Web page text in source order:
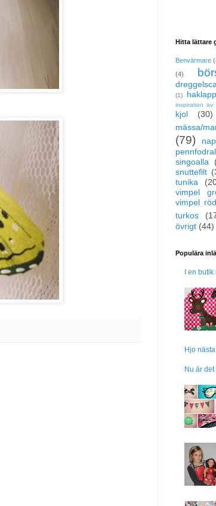
Hitta lättare
Benvärmare
(4)
(1)
haklapp
inspiration av
kjol (30)
mässa/
(79)
pennfodral
singoalla
snuttefilt
tunika
vimpel
vimpel röd
turkos
övrigt (44)
Populära
I en
Hjo
Nu är